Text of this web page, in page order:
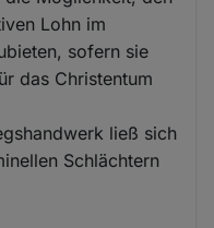
Lohn im
sofern sie
das Christentum
ließ sich
Schlächtern